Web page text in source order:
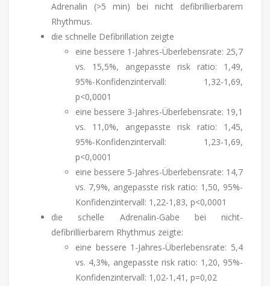
Adrenalin (>5 min) bei nicht defibrillierbarem
Rhythmus.
die schnelle Defibrillation zeigte
eine bessere 1-Jahres-Überlebensrate: 25,7
vs. 15,5%, angepasste risk ratio: 1,49,
95%-Konfidenzintervall: 1,32-1,69,
p<0,0001
eine bessere 3-Jahres-Überlebensrate: 19,1
vs. 11,0%, angepasste risk ratio: 1,45,
95%-Konfidenzintervall: 1,23-1,69,
p<0,0001
eine bessere 5-Jahres-Überlebensrate: 14,7
vs. 7,9%, angepasste risk ratio: 1,50, 95%-
Konfidenzintervall: 1,22-1,83, p<0,0001
die schelle Adrenalin-Gabe bei nicht-
defibrillierbarem Rhythmus zeigte:
eine bessere 1-Jahres-Überlebensrate: 5,4
vs. 4,3%, angepasste risk ratio: 1,20, 95%-
Konfidenzintervall: 1,02-1,41, p=0,02